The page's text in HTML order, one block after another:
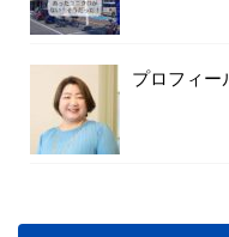
プロフィー